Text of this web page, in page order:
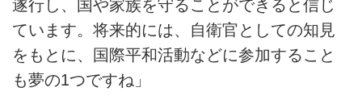
遂行し、国や家族を守ることができると信じ
ています。将来的には、自衛官としての知見
をもとに、国際平和活動などに参加すること
も夢の1つですね」